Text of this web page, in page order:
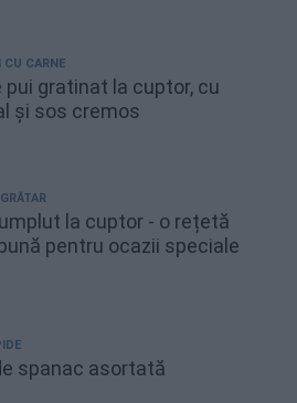
CU CARNE
pui gratinat la cuptor, cu
și sos cremos
la cuptor - o rețetă
pentru ocazii speciale
spanac asortată